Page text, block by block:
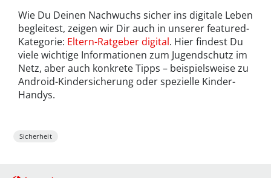
Wie Du Deinen Nachwuchs sicher ins digitale Leben
begleitest, zeigen wir Dir auch in unserer featured-
Kategorie: Eltern-Ratgeber digital. Hier findest Du
viele wichtige Informationen zum Jugendschutz im
Netz, aber auch konkrete Tipps – beispielsweise zu
Android-Kindersicherung oder spezielle Kinder-
Handys.
Sicherheit